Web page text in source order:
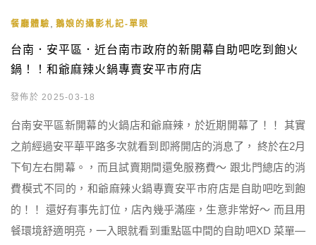
餐廳體驗 鵝娘的攝影札記-單眼
台南．安平區．近台南市政府的新開幕自助吧吃到飽火
鍋！！和爺麻辣火鍋專賣安平市府店
發佈於 2025-03-18
台南安平區新開幕的火鍋店和爺麻辣，於近期開幕了！！ 其實
之前經過安平華平路多次就看到即將開店的消息了， 終於在2月
下旬左右開幕。，而且試賣期間還免服務費～ 跟北門總店的消
費模式不同的，和爺麻辣火鍋專賣安平市府店是自助吧吃到飽
的！！ 還好有事先訂位，店內幾乎滿座，生意非常好～ 而且用
餐環境舒適明亮，一入眼就看到重點區中間的自助吧XD 菜單—